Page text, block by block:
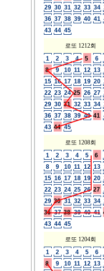
29 30 31 32 33 34
36 37 38 39 40 41
43 44 45
로또 1212회
1
2 3 4 5
6
8
9 10 11 12 13
15 16 17 18 19 20
22 23 24 25 26 27
29 30 31 32 33 34
36 37 38 39 40 41
43 44 45
로또 1208회
1
2 3 4 5
6
8
9 10 11 12 13
15 16 17 18 19 20
22 23 24 25 26 27
29 30 31 32 33 34
36 37 38 39 40 41
43 44 45
로또 1204회
1
2 3 4 5
6
8
9 10 11 12 13